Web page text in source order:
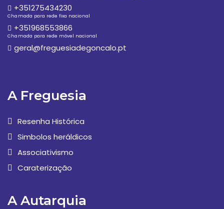
+351275434230
Chamada para rede fixa nacional
+351968553866
Chamada para rede móvel nacional
geral@freguesiadegoncalo.pt
A Freguesia
Resenha Histórica
Simbolos heráldicos
Associativismo
Caraterização
A Autarquia